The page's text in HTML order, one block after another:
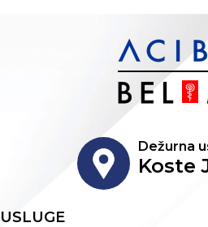
Dežurna
Koste
USLUGE